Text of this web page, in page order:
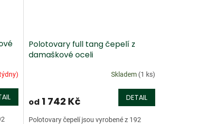
Polotovary full tang čepelí z
damaškové oceli
Skladem (1 ks)
od 1 742 Kč DETAIL
Polotovary čepelí jsou vyrobené z 192